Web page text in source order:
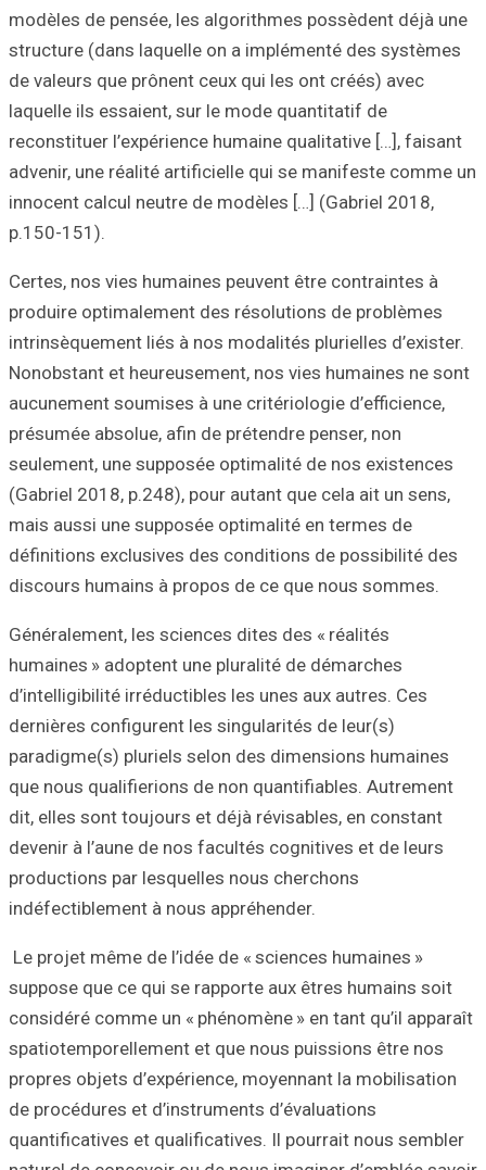
modèles de
structure (dans
de valeurs que
laquelle ils
reconstituer
advenir, une
innocent calcul
Certes, nos vies
produire
intrinsèquement
Nonobstant et
aucunement
présumée
seulement, une
(Gabriel 2018,
mais aussi une
définitions
discours
Généralement,
humaines »
d’intelligibilité
dernières
paradigme(s)
que nous
dit, elles sont
devenir à l’aune
productions par
Le projet même
suppose que ce
considéré
propres objets
de procédures
quantificatives